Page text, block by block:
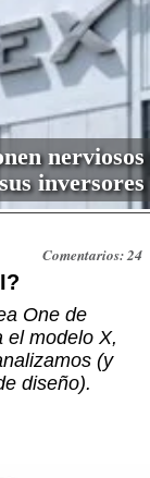
nerviosos
inversores
Comentarios: 24
One de
el modelo X,
(y
diseño).